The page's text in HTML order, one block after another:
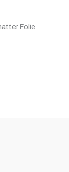
Folie